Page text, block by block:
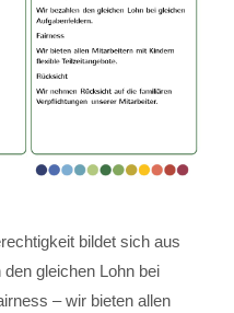
bildet sich aus
gleichen Lohn bei
– wir bieten allen